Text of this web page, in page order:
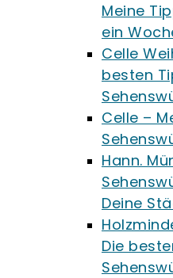
Meine
ein
Celle
besten
Celle –
Hann.
Deine
Die